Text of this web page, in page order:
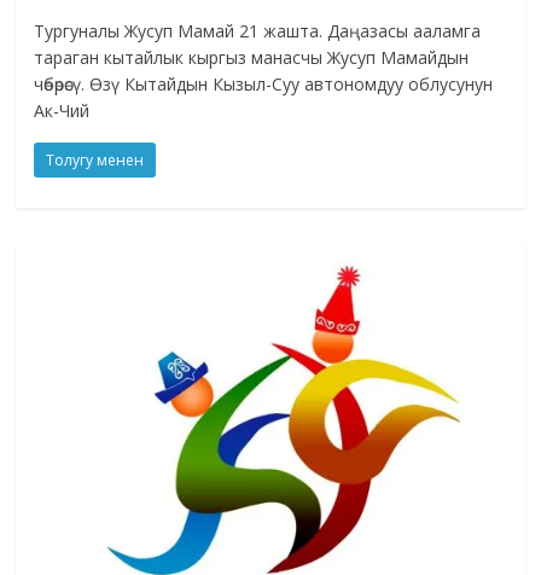
Тургуналы Жусуп Мамай 21 жашта. Даңазасы ааламга
тараган кытайлык кыргыз манасчы Жусуп Мамайдын
чөбөрөсү. Өзү Кытайдын Кызыл-Суу автономдуу облусунун
Ак-Чий
Толугу менен